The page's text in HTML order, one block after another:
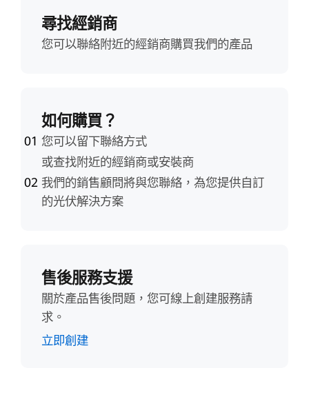
尋找經銷商
您可以聯絡附近的經銷商購買我們的產品
如何購買？
您可以留下聯絡方式
或查找附近的經銷商或安裝商
我們的銷售顧問將與您聯絡，為您提供自訂
的光伏解決方案
售後服務支援
關於產品售後問題，您可線上創建服務請
求。
立即創建